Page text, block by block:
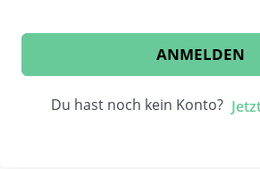
ANMELDEN
Du hast noch kein Konto?